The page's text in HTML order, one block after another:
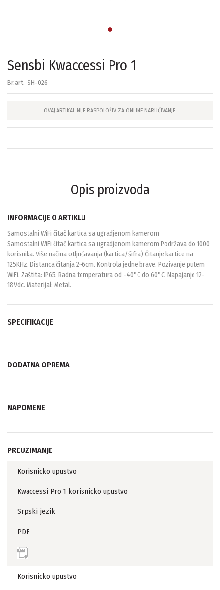
Sensbi Kwaccessi Pro 1
Br.art. SH-026
OVAJ ARTIKAL NIJE RASPOLOŽIV ZA ONLINE NARUČIVANJE.
Opis proizvoda
INFORMACIJE O ARTIKLU
Samostalni WiFi čitač kartica sa ugradjenom kamerom
Samostalni WiFi čitač kartica sa ugradjenom kamerom Podržava do 1000
korisnika. Više načina otljučavanja (kartica/šifra) Čitanje kartice na
125KHz. Distanca čitanja 2~6cm. Kontrola jedne brave. Pozivanje putem
WiFi. Zaštita: IP65. Radna temperatura od -40°C do 60°C. Napajanje 12-
18Vdc. Materijal: Metal.
SPECIFIKACIJE
DODATNA OPREMA
NAPOMENE
PREUZIMANJE
Korisnicko upustvo
Kwaccessi Pro 1 korisnicko upustvo
Srpski jezik
PDF
Korisnicko upustvo